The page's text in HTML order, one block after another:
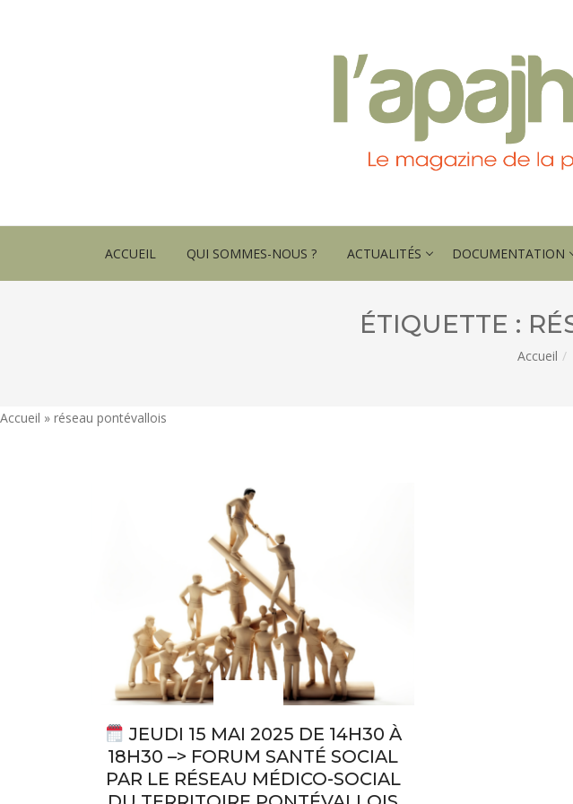
ACCUEIL QUI SOMMES-NOUS ? ACTUALITÉS DOCUMENTATION
ÉTIQUETTE :
Accueil
Accueil » réseau pontévallois
JEUDI 15 MAI 2025 DE 14H30 À
18H30 –> FORUM SANTÉ SOCIAL
PAR LE RÉSEAU MÉDICO-SOCIAL